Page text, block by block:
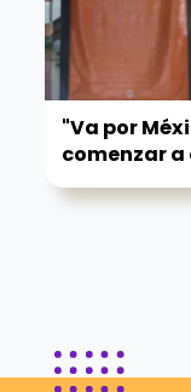
"Va por
comenzar a